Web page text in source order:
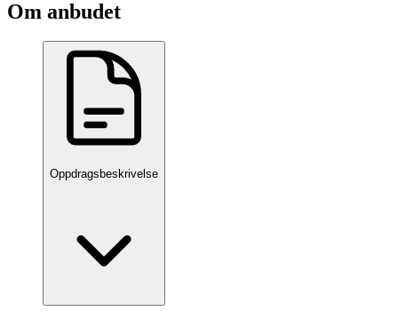
Om anbudet
Oppdragsbeskrivelse